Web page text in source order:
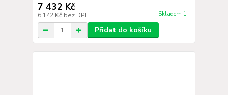
7 432 Kč
6 142 Kč bez DPH Skladem 1
Přidat do košíku